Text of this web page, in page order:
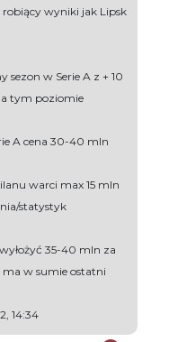
wyniki jak Lipsk
sezon w Serie A z + 10
tym poziomie
A cena 30-40 mln
warci max 15 mln
statystyk
35-40 mln za
w sumie ostatni
14:34